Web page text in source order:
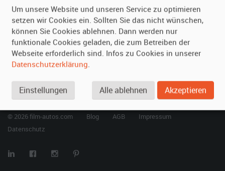
Fotos senden
Fragen für Vermieter
Inserat verwalten
So funktioniert's
Kontakt
SPECIAL
Berühmte Filmautos –
unsere Top 10 ...
© 2026 film-autos.com Blog AGB
Impressum
Datenschutz
Um unsere Website und unseren Service zu optimieren
setzen wir Cookies ein. Sollten Sie das nicht wünschen,
können Sie Cookies ablehnen. Dann werden nur
funktionale Cookies geladen, die zum Betreiben der
Webseite erforderlich sind. Infos zu Cookies in unserer
Datenschutzerklärung.
Einstellungen Alle ablehnen Akzeptieren